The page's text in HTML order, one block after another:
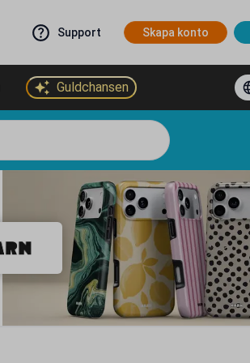
Support Skapa konto
Guldchansen